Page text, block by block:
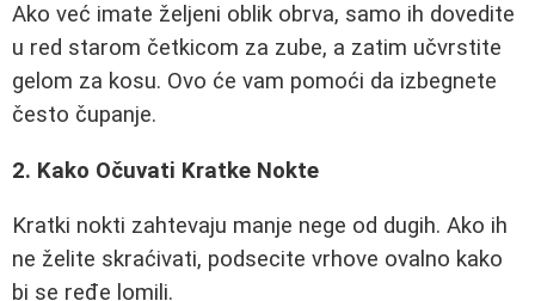
Ako već imate željeni oblik obrva, samo ih dovedite
u red starom četkicom za zube, a zatim učvrstite
gelom za kosu. Ovo će vam pomoći da izbegnete
često čupanje.
2. Kako Očuvati Kratke Nokte
Kratki nokti zahtevaju manje nege od dugih. Ako ih
ne želite skraćivati, podsecite vrhove ovalno kako
bi se ređe lomili.